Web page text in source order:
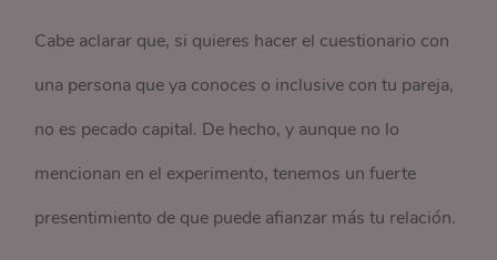
Cabe aclarar que, si quieres hacer el cuestionario con
una persona que ya conoces o inclusive con tu pareja,
no es pecado capital. De hecho, y aunque no lo
mencionan en el experimento, tenemos un fuerte
presentimiento de que puede afianzar más tu relación.